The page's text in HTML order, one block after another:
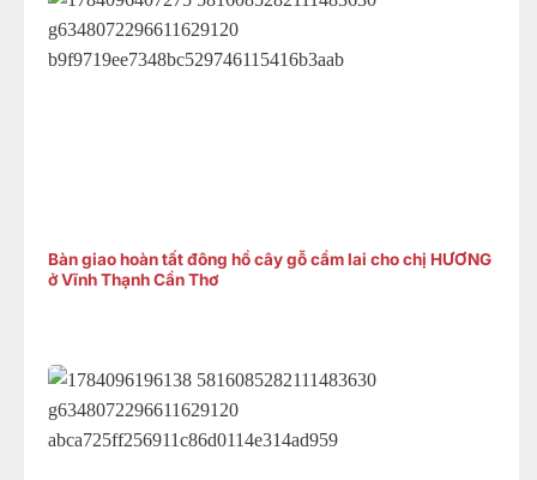
Bàn giao hoàn tất đông hồ cây gỗ cẩm lai cho chị HƯƠNG
ở Vĩnh Thạnh Cần Thơ